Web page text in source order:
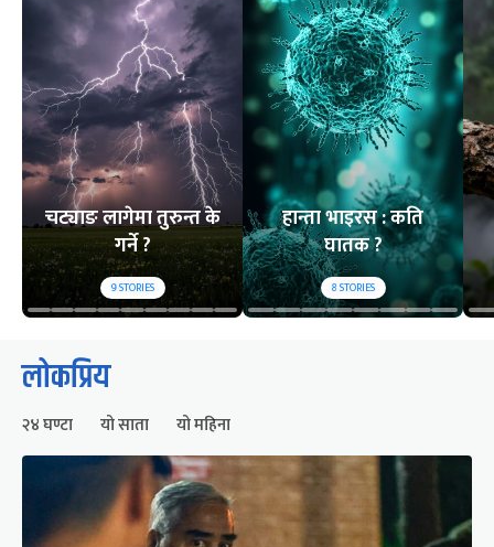
चट्याङ लागेमा तुरुन्त के
गर्ने ?
9STORIES
हान्ता भाइरस : कति
घातक ?
8STORIES
लोकप्रिय
२४ घण्टा यो साता यो महिना